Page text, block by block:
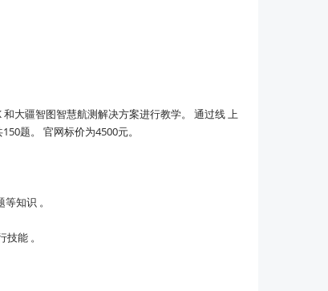
大疆智图智慧航测解决方案进行教学。 通过线 上
题。 官网标价为4500元。
知识 。
能 。